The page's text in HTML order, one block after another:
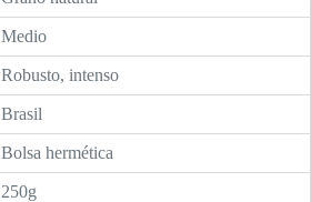
Medio
Robusto, intenso
Brasil
Bolsa hermética
250g